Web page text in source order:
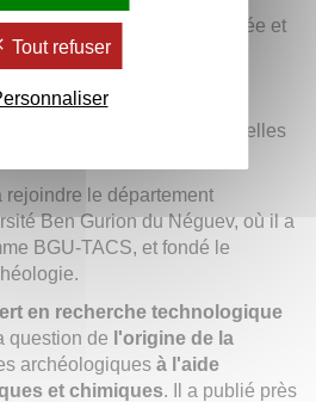
Micro-archéologie comparée et
du programme d'études
et archéomatériaux, dont
étudiants à l'étude des
méthodes en sciences naturelles
rejoindre le département
Ben Gurion du Néguev, où il a
BGU-TACS, et fondé le
en recherche technologique
question de l'origine de la
archéologiques à l'aide
et chimiques. Il a publié près
Tout refuser